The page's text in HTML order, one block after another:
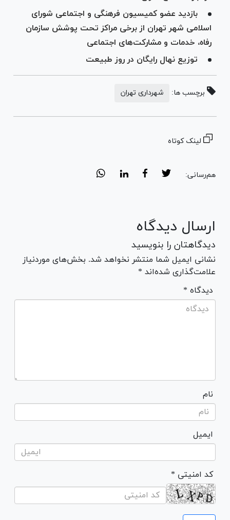
بازدید عضو کمیسیون فرهنگی و اجتماعی شورای
اسلامی شهر تهران از برخی مراکز تحت پوشش سازمان
رفاه، خدمات و مشارکت‌های اجتماعی
توزیع نهال رایگان در روز طبیعت
برچسب ها: شهرداری تهران
لینک کوتاه
هم‌رسانی:
ارسال دیدگاه
دیدگاهتان را بنویسید
نشانی ایمیل شما منتشر نخواهد شد. بخش‌های موردنیاز
علامت‌گذاری شده‌اند *
* دیدگاه
نام
ایمیل
* کد امنیتی